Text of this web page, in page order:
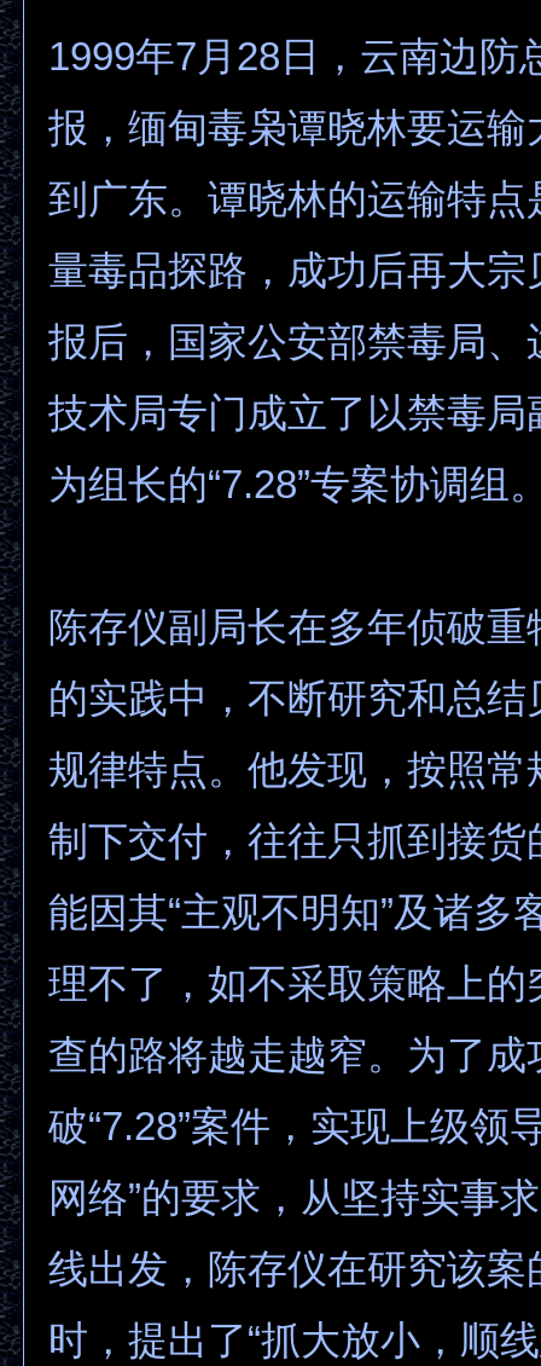
1999年7月28日，云南边防
报，缅甸毒枭谭晓林要运输
到广东。谭晓林的运输特点
量毒品探路，成功后再大宗
报后，国家公安部禁毒局、
技术局专门成立了以禁毒局
为组长的“7.28”专案协调组
陈存仪副局长在多年侦破
的实践中，不断研究和总结
规律特点。他发现，按照常
制下交付，往往只抓到接货
能因其“主观不明知”及诸多
理不了，如不采取策略上的
查的路将越走越窄。为了成
破“7.28”案件，实现上级领
网络”的要求，从坚持实事
线出发，陈存仪在研究该案
时，提出了“抓大放小，顺